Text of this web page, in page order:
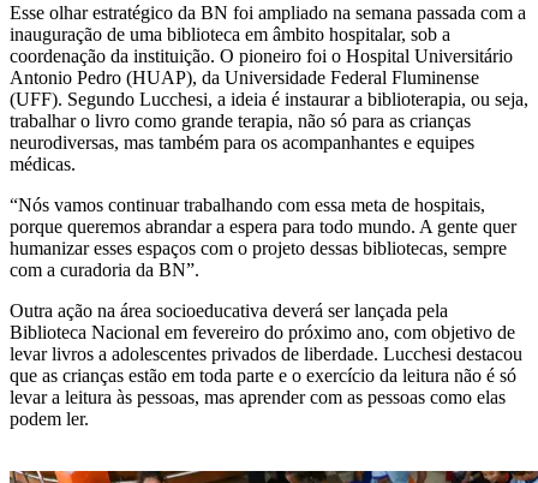
Esse olhar estratégico da BN foi ampliado na semana passada com a
inauguração de uma biblioteca em âmbito hospitalar, sob a
coordenação da instituição. O pioneiro foi o Hospital Universitário
Antonio Pedro (HUAP), da Universidade Federal Fluminense
(UFF). Segundo Lucchesi, a ideia é instaurar a biblioterapia, ou seja,
trabalhar o livro como grande terapia, não só para as crianças
neurodiversas, mas também para os acompanhantes e equipes
médicas.
“Nós vamos continuar trabalhando com essa meta de hospitais,
porque queremos abrandar a espera para todo mundo. A gente quer
humanizar esses espaços com o projeto dessas bibliotecas, sempre
com a curadoria da BN”.
Outra ação na área socioeducativa deverá ser lançada pela
Biblioteca Nacional em fevereiro do próximo ano, com objetivo de
levar livros a adolescentes privados de liberdade. Lucchesi destacou
que as crianças estão em toda parte e o exercício da leitura não é só
levar a leitura às pessoas, mas aprender com as pessoas como elas
podem ler.